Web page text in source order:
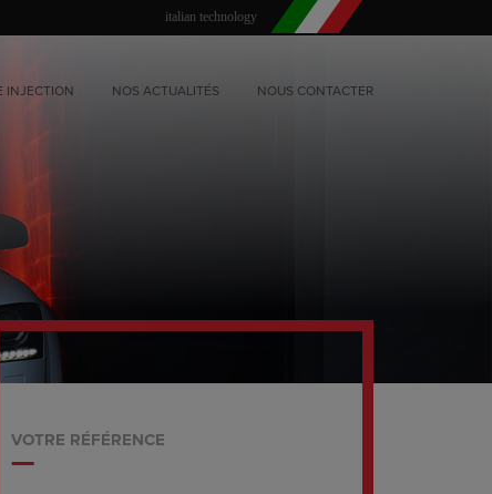
italian technology
INJECTION NOS ACTUALITÉS NOUS CONTACTER
VOTRE RÉFÉRENCE